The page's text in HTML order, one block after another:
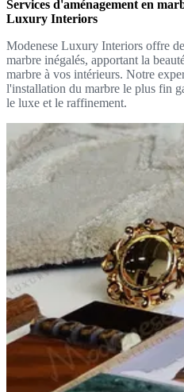
Services d'aménagement en
Luxury Interiors
Modenese Luxury Interiors offre
marbre inégalés, apportant la
marbre à vos intérieurs. Notre
l'installation du marbre le plus fin
le luxe et le raffinement.